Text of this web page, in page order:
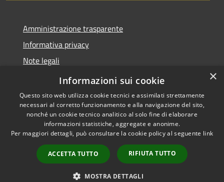
Amministrazione trasparente
Informativa privacy
Note legali
Dichiarazione di accessibilità
Accessibilità
Copyright © 2026 • Comune di
Casale Cremasco-Vidolasco •
Powered byMunicipium
Accesso redazione
×
Informazioni sui cookie
Questo sito web utilizza cookie tecnici e assimilati strettamente
necessari al corretto funzionamento e alla navigazione del sito,
nonché un cookie tecnico analitico al solo fine di elaborare
informazioni statistiche, aggregate e anonime.
Per maggiori dettagli, può consultare la cookie policy al seguente link
ACCETTA TUTTO RIFIUTA TUTTO
MOSTRA DETTAGLI